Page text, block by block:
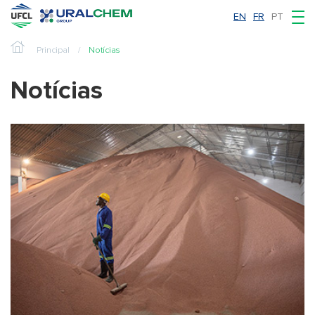
EN FR PT
Principal Notícias
Notícias